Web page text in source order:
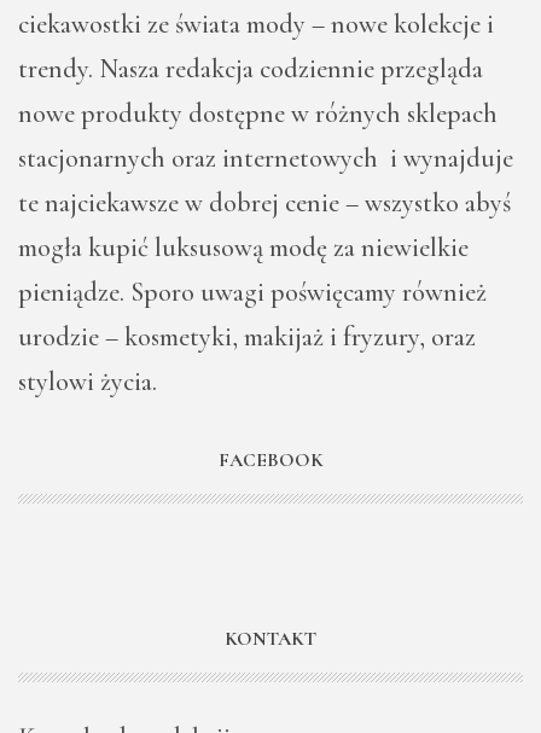
ciekawostki ze świata mody – nowe kolekcje i
trendy. Nasza redakcja codziennie przegląda
nowe produkty dostępne w różnych sklepach
stacjonarnych oraz internetowych i wynajduje
te najciekawsze w dobrej cenie – wszystko abyś
mogła kupić luksusową modę za niewielkie
pieniądze. Sporo uwagi poświęcamy również
urodzie – kosmetyki, makijaż i fryzury, oraz
stylowi życia.
FACEBOOK
KONTAKT